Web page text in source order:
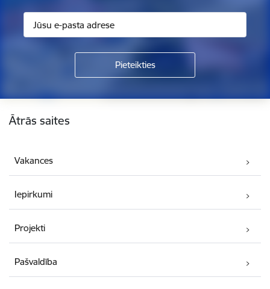
Ātrās saites
Vakances
Iepirkumi
Projekti
Pašvaldība